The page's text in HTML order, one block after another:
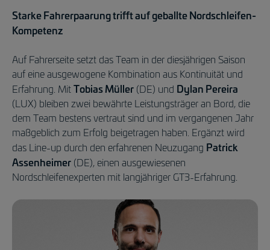
Starke Fahrerpaarung trifft auf geballte Nordschleifen-
Kompetenz
Auf Fahrerseite setzt das Team in der diesjährigen Saison
auf eine ausgewogene Kombination aus Kontinuität und
Erfahrung. MitTobias Müller (DE) und Dylan Pereira
(LUX) bleiben zwei bewährte Leistungsträger an Bord, die
dem Team bestens vertraut sind und im vergangenen Jahr
maßgeblich zum Erfolg beigetragen haben. Ergänzt wird
das Line-up durch den erfahrenen Neuzugang Patrick
Assenheimer (DE), einen ausgewiesenen
Nordschleifenexperten mit langjähriger GT3-Erfahrung.